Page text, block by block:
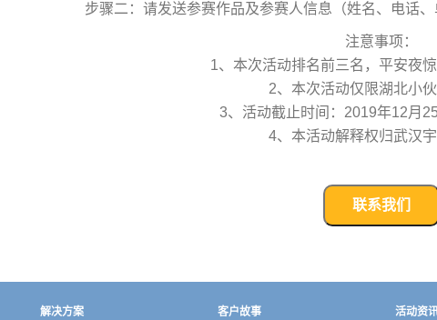
步骤二：请发送参赛作品及参赛人信息（姓名、电话
注意事项：
1、本次活动排名前三名，平安夜惊
2、本次活动仅限湖北小伙
3、活动截止时间：2019年12月
4、本活动解释权归武汉宇
联系我们
解决方案 客户故事 活动资